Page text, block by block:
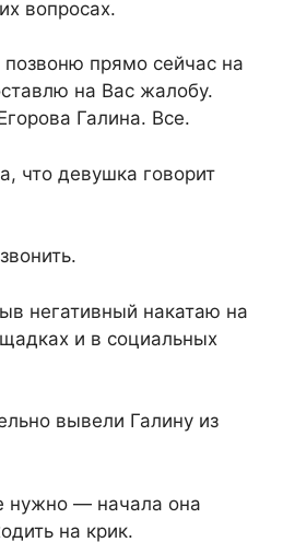
вопросах.
прямо сейчас на
на Вас жалобу.
Галина. Все.
что девушка говорит
негативный накатаю на
и в социальных
вывели Галину из
нужно — начала она
на крик.